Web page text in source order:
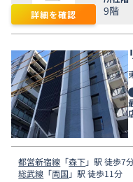
詳細を確認 9階
都営新宿線 「森下」駅 徒歩7
総武線 「両国 」駅 徒歩11分